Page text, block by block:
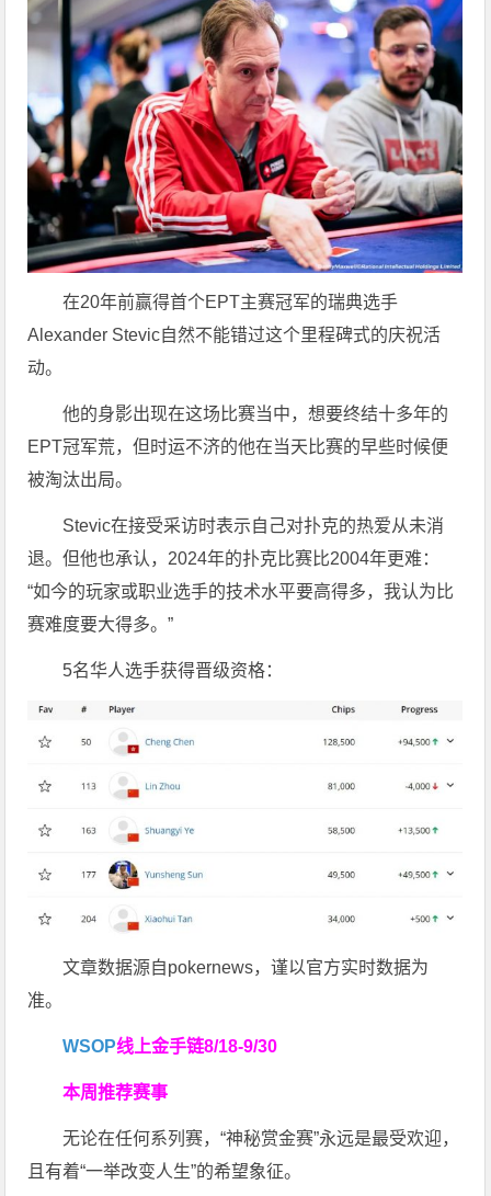
在20年前赢得首个EPT主赛冠军的瑞典选手
Alexander Stevic自然不能错过这个里程碑式的庆祝活
动。
他的身影出现在这场比赛当中，想要终结十多年的
EPT冠军荒，但时运不济的他在当天比赛的早些时候便
被淘汰出局。
Stevic在接受采访时表示自己对扑克的热爱从未消
退。但他也承认，2024年的扑克比赛比2004年更难：
“如今的玩家或职业选手的技术水平要高得多，我认为比
赛难度要大得多。”
5名华人选手获得晋级资格：
文章数据源自pokernews，谨以官方实时数据为
准。
WSOP线上金手链8/18-9/30
本周推荐赛事
无论在任何系列赛，“神秘赏金赛”永远是最受欢迎，
且有着“一举改变人生”的希望象征。